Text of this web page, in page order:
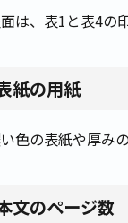
は、表1と表4の
紙の用紙
色の表紙や厚み
文のページ数